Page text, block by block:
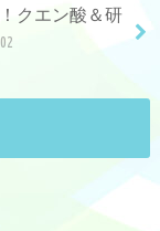
クエン酸＆研